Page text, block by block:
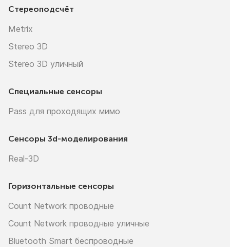
Стереоподсчёт
Metrix
Stereo 3D
Stereo 3D уличный
Специальные сенсоры
Pass для проходящих мимо
Сенсоры 3d-моделирования
Real-3D
Горизонтальные сенсоры
Count Network проводные
Count Network проводные уличные
Bluetooth Smart беспроводные